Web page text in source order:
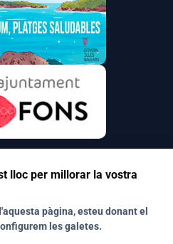
lloc per millorar la vostra
pàgina, esteu donant el
les galetes.